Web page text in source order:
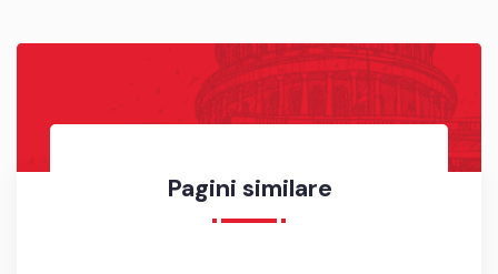
Pagini similare